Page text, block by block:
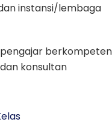
instansi/lembaga
berkompeten
konsultan